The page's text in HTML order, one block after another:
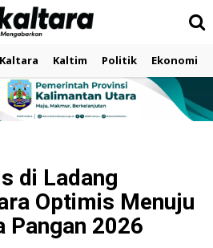
Kaltara Kaltim Politik Ekonomi
di Ladang
Optimis Menuju
Pangan 2026